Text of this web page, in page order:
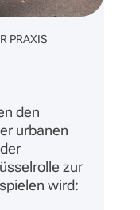
PRAXIS
den
urbanen
zur
wird: